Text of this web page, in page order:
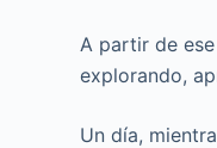
A partir de
explorando,
Un día,